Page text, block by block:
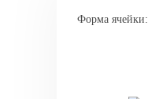
Форма ячейки: